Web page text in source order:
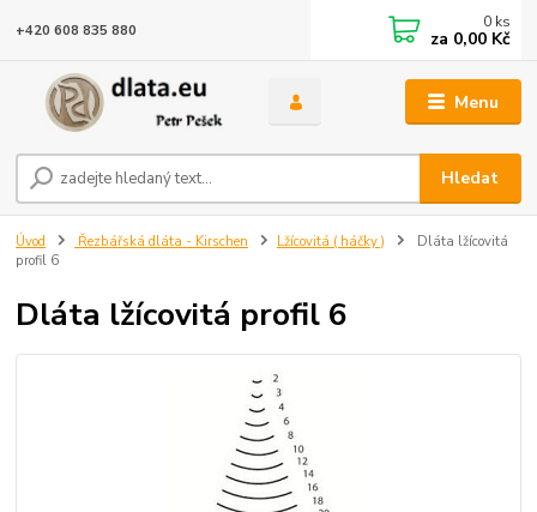
Menu
Hledat
+420 608 835 880 0 ks
za 0,00 Kč
Úvod Řezbářská dláta - Kirschen Lžícovitá ( háčky )
Dláta lžícovitá
profil 6
Dláta lžícovitá profil 6